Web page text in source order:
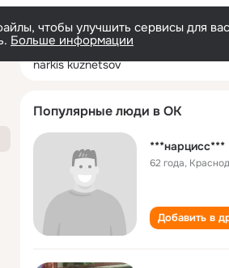
чтобы улучшить сервисы для
Больше информации
narkis kuznetsov
Популярные люди в ОК
***нарцисс***
62 года,
Добавить в